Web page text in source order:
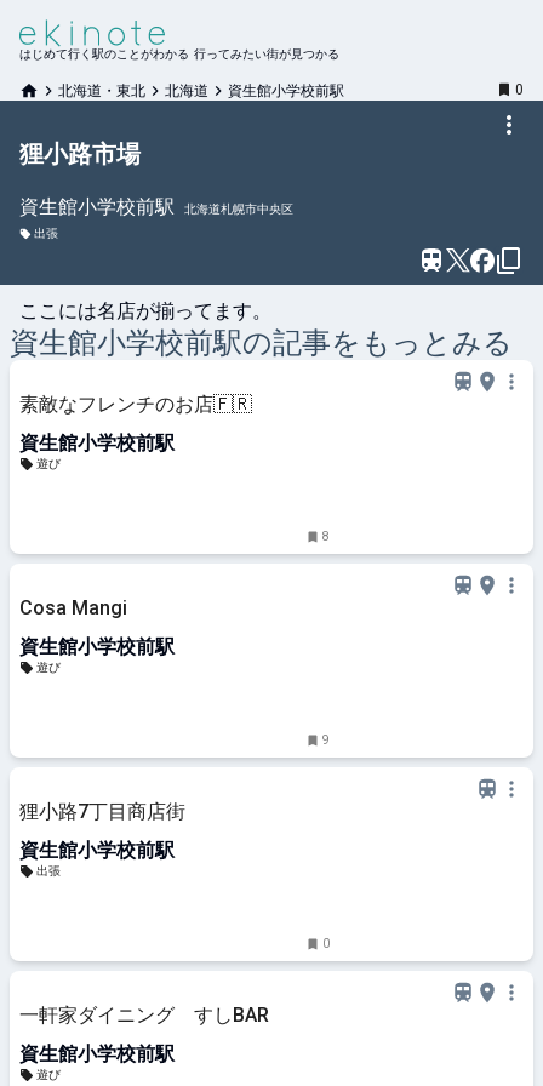
はじめて行く駅のことがわかる 行ってみたい街が見つかる
北海道・東北 北海道 資生館小学校前駅 0
狸小路市場
資生館小学校前駅
北海道札幌市中央区
出張
ここには名店が揃ってます。
資生館小学校前駅の記事をもっとみる
素敵なフレンチのお店🇫🇷
資生館小学校前駅
遊び
8
Cosa Mangi
資生館小学校前駅
遊び
9
狸小路7丁目商店街
資生館小学校前駅
出張
0
一軒家ダイニング すしBAR
資生館小学校前駅
遊び